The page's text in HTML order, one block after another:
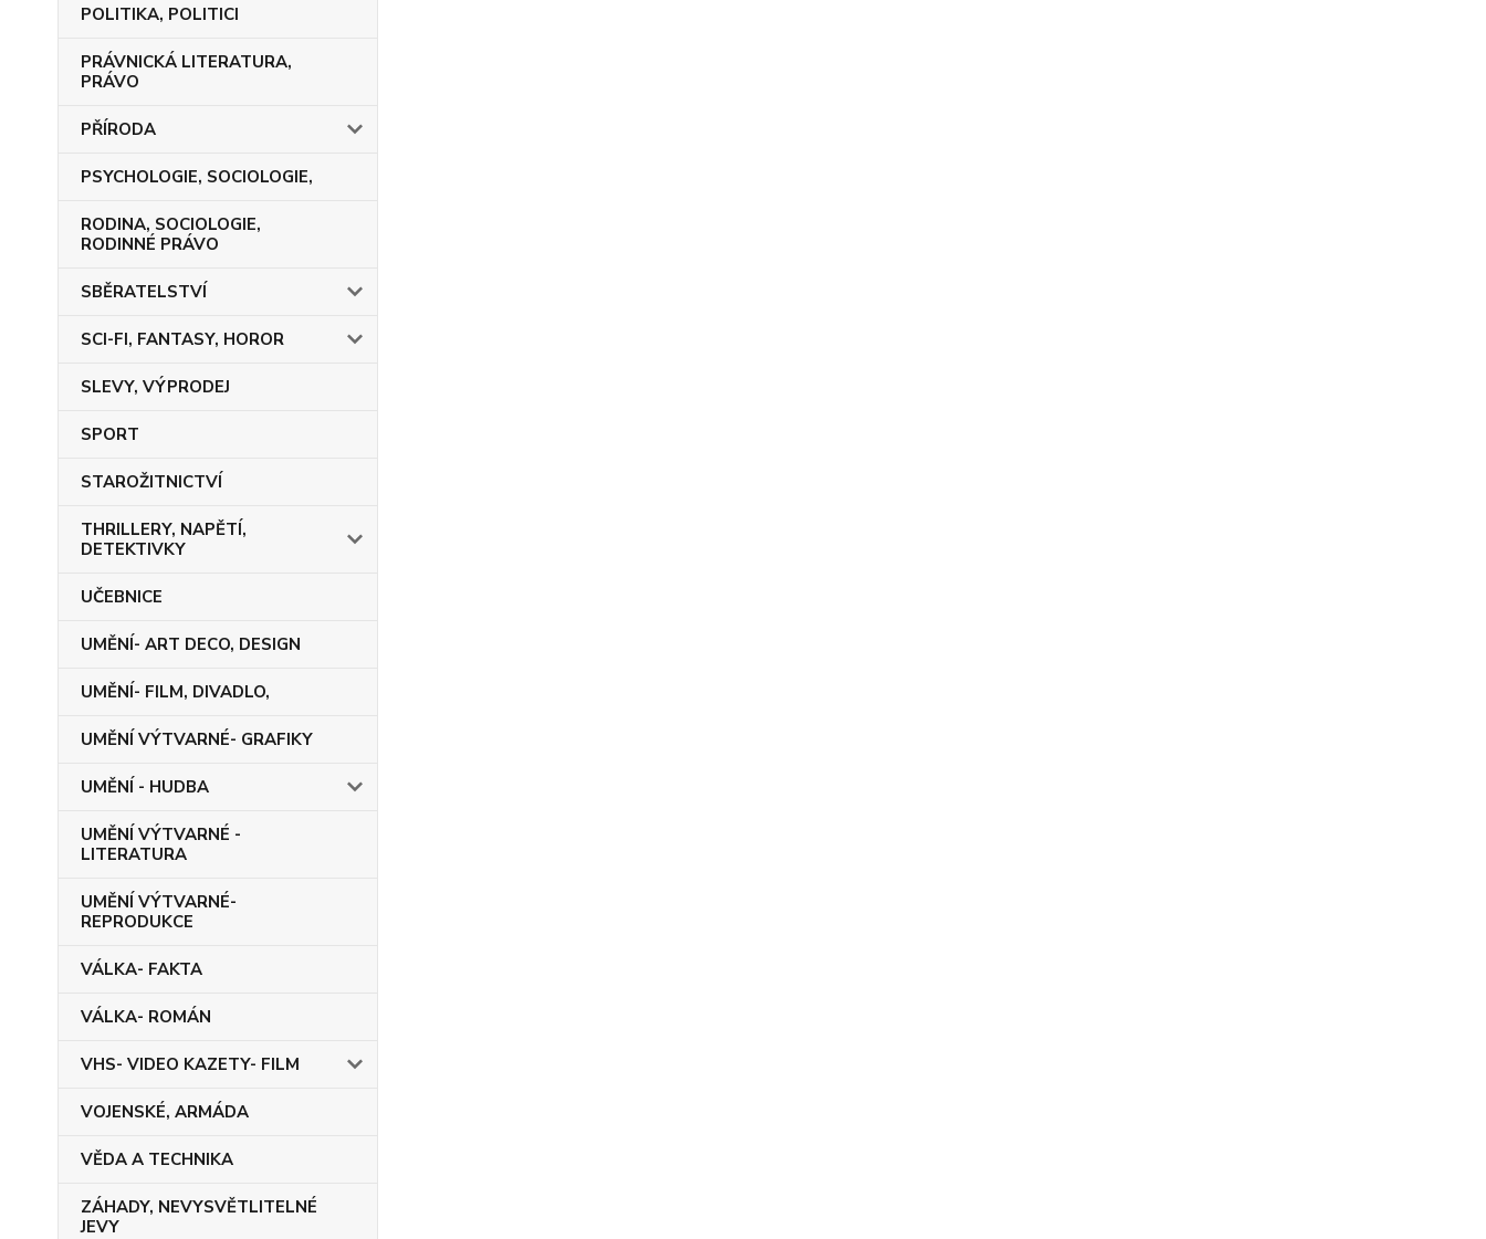
POLITIKA, POLITICI
PRÁVNICKÁ LITERATURA,
PRÁVO
PŘÍRODA
PSYCHOLOGIE, SOCIOLOGIE,
RODINA, SOCIOLOGIE,
RODINNÉ PRÁVO
SBĚRATELSTVÍ
SCI-FI, FANTASY, HOROR
SLEVY, VÝPRODEJ
SPORT
STAROŽITNICTVÍ
THRILLERY, NAPĚTÍ,
DETEKTIVKY
UČEBNICE
UMĚNÍ- ART DECO, DESIGN
UMĚNÍ- FILM, DIVADLO,
UMĚNÍ VÝTVARNÉ- GRAFIKY
UMĚNÍ - HUDBA
UMĚNÍ VÝTVARNÉ -
LITERATURA
UMĚNÍ VÝTVARNÉ-
REPRODUKCE
VÁLKA- FAKTA
VÁLKA- ROMÁN
VHS- VIDEO KAZETY- FILM
VOJENSKÉ, ARMÁDA
VĚDA A TECHNIKA
ZÁHADY, NEVYSVĚTLITELNÉ
JEVY